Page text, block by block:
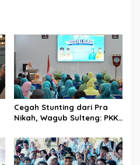
Cegah Stunting dari Pra
Nikah, Wagub Sulteng: PKK
Selamatkan Generasi Emas